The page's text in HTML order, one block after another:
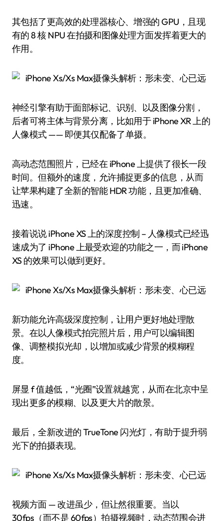
其包括了更高效的处理器核心、增强的 GPU，且现
有的 8 核 NPU 在拍摄和图像处理方面发挥着更大的
作用。
神经引擎有助于面部标记、识别、以及图像分割，
后者可将主体与背景分离，比如用于 iPhone XR 上的
人像模式 —— 即便其仅配备了单摄。
高动态范围照片，已经在 iPhone 上提供了很长一段
时间。但额外的速度，允许捕捉更多的信息，从而
让苹果构建了全新的智能 HDR 功能，且更加准确、
迅速。
接着说说 iPhone XS 上的深度控制 – 人像模式已经迅
速成为了 iPhone 上最受欢迎的功能之一，而 iPhone
XS 的效果可以做到更好。
新功能允许高级深度控制，让用户更好地处理散
景。在以人像模式拍完照片后，用户可以编辑图
像、调整模拟光却，以增加或减少背景的模糊程
度。
屏显 f 值越低，“光圈”设置就越宽，从而在北京中呈
现出更多的模糊、以及更大片的散景。
最后，全新改进的 TrueTone 闪光灯，有助于提升弱
光下的拍摄表现。
视频方面 — 改进虽少，但让然很重要。当以
30fps（而不是 60fps）拍摄视频时，动态范围会进